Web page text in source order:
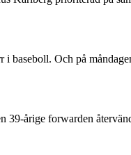
baseboll. Och på
39-årige forwarden